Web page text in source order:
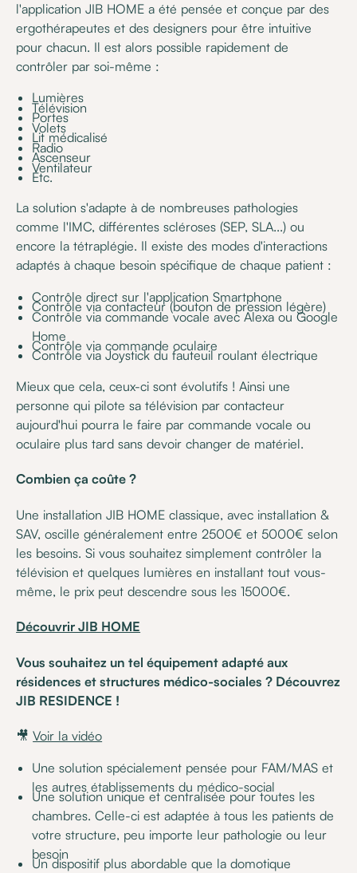
l'application JIB HOME a été pensée et conçue par des
ergothérapeutes et des designers pour être intuitive
pour chacun. Il est alors possible rapidement de
contrôler par soi-même :
Lumières
Télévision
Portes
Volets
Lit médicalisé
Radio
Ascenseur
Ventilateur
Etc.
La solution s'adapte à de nombreuses pathologies
comme l'IMC, différentes scléroses (SEP, SLA...) ou
encore la tétraplégie. Il existe des modes d'interactions
adaptés à chaque besoin spécifique de chaque patient :
Contrôle direct sur l'application Smartphone
Contrôle via contacteur (bouton de pression légère)
Contrôle via commande vocale avec Alexa ou Google
Home
Contrôle via commande oculaire
Contrôle via Joystick du fauteuil roulant électrique
Mieux que cela, ceux-ci sont évolutifs ! Ainsi une
personne qui pilote sa télévision par contacteur
aujourd'hui pourra le faire par commande vocale ou
oculaire plus tard sans devoir changer de matériel.
Combien ça coûte ?
Une installation JIB HOME classique, avec installation &
SAV, oscille généralement entre 2500€ et 5000€ selon
les besoins. Si vous souhaitez simplement contrôler la
télévision et quelques lumières en installant tout vous-
même, le prix peut descendre sous les 15000€.
Découvrir JIB HOME
Vous souhaitez un tel équipement adapté aux
résidences et structures médico-sociales ? Découvrez
JIB RESIDENCE !
🎥Voir la vidéo
Une solution spécialement pensée pour FAM/MAS et
les autres établissements du médico-social
Une solution unique et centralisée pour toutes les
chambres. Celle-ci est adaptée à tous les patients de
votre structure, peu importe leur pathologie ou leur
besoin
Un dispositif plus abordable que la domotique